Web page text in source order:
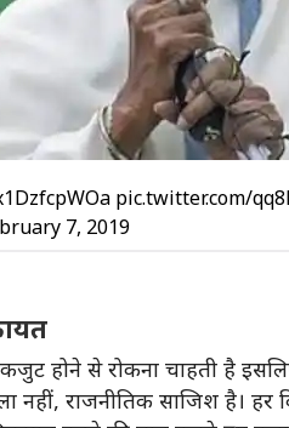
को रोकने की साजिश
came out in support of
parties to unite."
pic.twitter.com/
7, 2019
होने से रोकना चाहती है
नहीं, राजनीतिक साजिश है।